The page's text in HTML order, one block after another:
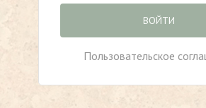
ВОЙТИ
Пользовательское